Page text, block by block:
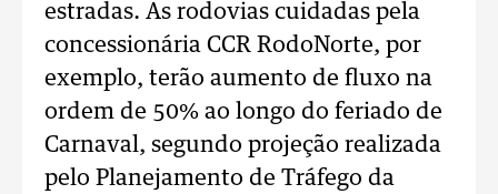
estradas. As rodovias cuidadas pela
concessionária CCR RodoNorte, por
exemplo, terão aumento de fluxo na
ordem de 50% ao longo do feriado de
Carnaval, segundo projeção realizada
pelo Planejamento de Tráfego da